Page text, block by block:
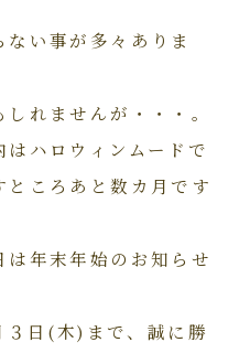
い事が多々ありま
れませんが・・・。
ハロウィンムードで
ころあと数カ月です
年末年始のお知らせ
日(木)まで、誠に勝